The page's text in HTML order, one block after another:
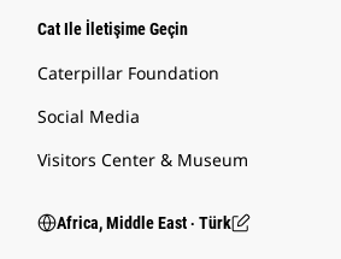
Cat Ile İletişime Geçin
Caterpillar Foundation
Social Media
Visitors Center & Museum
Africa, Middle East ‧ Türk